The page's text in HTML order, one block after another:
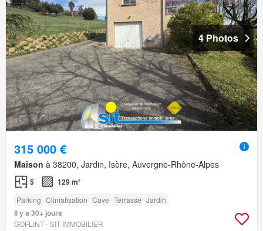
4 Photos
315 000 €
Maison à 38200, Jardin, Isère, Auvergne-Rhône-Alpes
5 129 m²
Parking Climatisation Cave Terrasse Jardin
Il y a 30+ jours
GOFLINT - SIT IMMOBILIER